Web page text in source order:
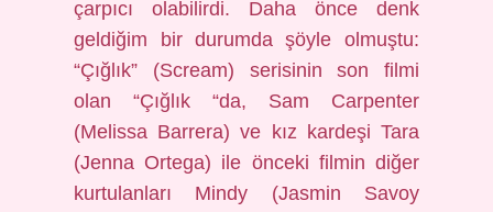
çarpıcı olabilirdi. Daha önce denk
geldiğim bir durumda şöyle olmuştu:
“Çığlık” (Scream) serisinin son filmi
olan “Çığlık “da, Sam Carpenter
(Melissa Barrera) ve kız kardeşi Tara
(Jenna Ortega) ile önceki filmin diğer
kurtulanları Mindy (Jasmin Savoy